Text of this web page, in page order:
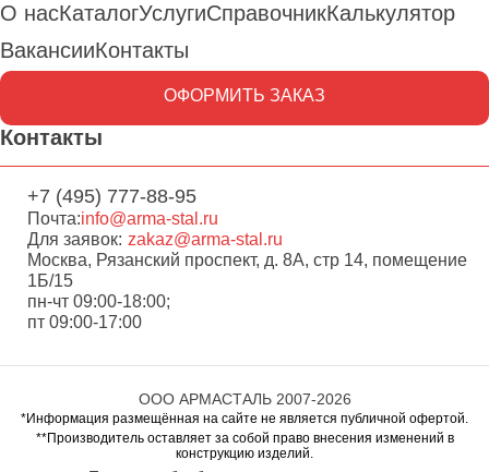
О насКаталогУслугиСправочникКалькулятор
ВакансииКонтакты
ОФОРМИТЬ ЗАКАЗ
Контакты
+7 (495) 777-88-95
Почта:info@arma-stal.ru
Для заявок: zakaz@arma-stal.ru
Москва, Рязанский проспект, д. 8А, стр 14, помещение
1Б/15
пн-чт 09:00-18:00;
пт 09:00-17:00
ООО АРМАСТАЛЬ 2007-2026
*Информация размещённая на сайте не является публичной офертой.
**Производитель оставляет за собой право внесения изменений в
конструкцию изделий.